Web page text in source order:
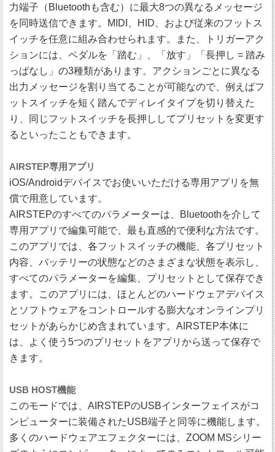
力端子（Bluetoothも含む）に最大8つの異なるメッセージ
を同時送信できます。MIDI、HID、および従来のフットス
イッチを任意に組み合わせられます。また、トリガーアク
ションには、ペダルを「踏む」、「放す」「長押し = 踏み
っぱなし」の3種類があります。アクションごとに異なる
出力メッセージを割り当てることが可能なので、例えばフ
ットスイッチを短く踏んでディレイタイプを切り替えた
り、同じフットスイッチを長押ししてプリセットを変更す
るといったこともできます。
AIRSTEP専用アプリ
iOS/Androidデバイスでお使いいただける専用アプリを無
償で用意しています。
AIRSTEPのすべてのパラメーターは、Bluetoothを介して
専用アプリで編集可能で、最も直感的で便利な方法です。
このアプリでは、各フットスイッチの機能、各プリセット
内容、バッテリーの状態などのさまざまな状態を表示し、
すべてのパラメーターを編集、プリセットとして保存でき
ます。このアプリには、ほとんどのハードウェアデバイス
とソフトウェアをコントロールする膨大なオンラインプリ
セットがあらかじめ含まれています。AIRSTEP本体に
は、よく使う5つのプリセットをアプリから送って保存で
きます。
USB HOST機能
このモードでは、AIRSTEPのUSBインターフェイスがコ
ンピューターに装備されたUSB端子と同等に機能します。
多くのハードウェアエフェクターには、ZOOM MSシリー